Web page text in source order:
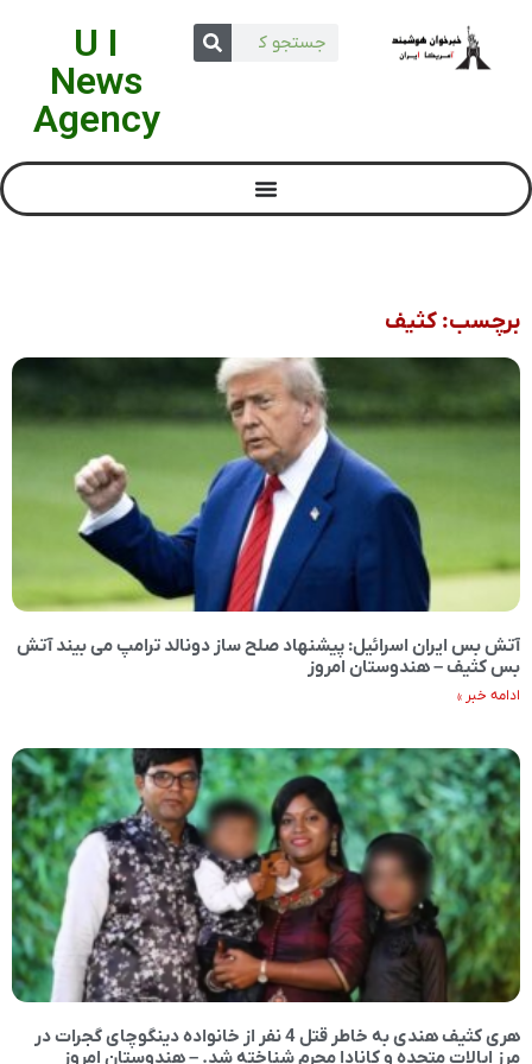
U I
News
Agency
برچسب: کثیف
آتش بس ایران اسرائیل: پیشنهاد صلح ساز دونالد ترامپ می بیند آتش
بس کثیف – هندوستان امروز
ادامه خبر »
هری کثیف هندی به خاطر قتل 4 نفر از خانواده دینگوچای گجرات در
مرز ایالات متحده و کانادا مجرم شناخته شد. – هندوستان امروز